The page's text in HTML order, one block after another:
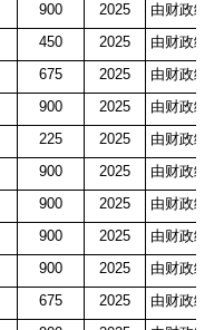
900 2025
由财政统
450 2025
由财政统
675 2025
由财政统
900 2025
由财政统
225 2025
由财政统
900 2025
由财政统
900 2025
由财政统
900 2025
由财政统
900 2025
由财政统
675 2025
由财政统